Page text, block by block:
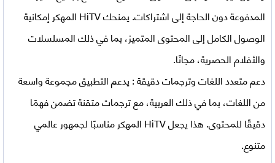
المدفوعة دون الحاجة إلى اشتراكات. يمنحك HiTV المهكر إمكانية
الوصول الكامل إلى المحتوى المتميز، بما في ذلك المسلسلات
والأفلام الحصرية، مجانًا.
دعم متعدد اللغات وترجمات دقيقة : يدعم التطبيق مجموعة واسعة
من اللغات، بما في ذلك العربية، مع ترجمات متقنة تضمن فهمًا
دقيقًا للمحتوى. هذا يجعل HiTV المهكر مناسبًا لجمهور عالمي
متنوع.